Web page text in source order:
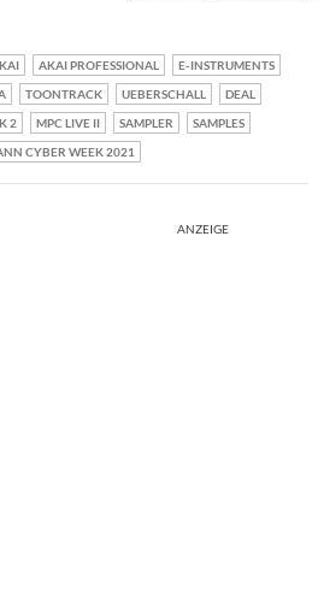
AKAI PROFESSIONAL
E-INSTRUMENTS
TOONTRACK UEBERSCHALL
DEAL
2
MPC LIVE II SAMPLER
SAMPLES
CYBER WEEK 2021
ANZEIGE